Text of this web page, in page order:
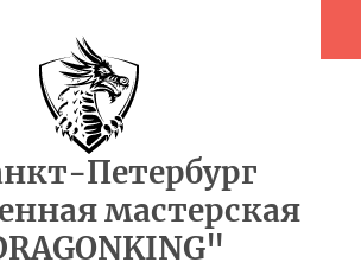
Петербург
мастерская